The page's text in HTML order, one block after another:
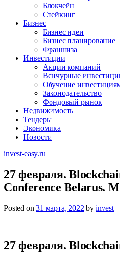
Блокчейн
Стейкинг
Бизнес
Бизнес идеи
Бизнес планирование
Франшиза
Инвестиции
Акции компаний
Венчурные
Обучение
Законодательство
Фондовый рынок
Недвижимость
Тендеры
Экономика
Новости
invest-easy.ru
27 февраля.
Conference Belarus.
Posted on 31 марта, 2022 by invest
27 февраля.